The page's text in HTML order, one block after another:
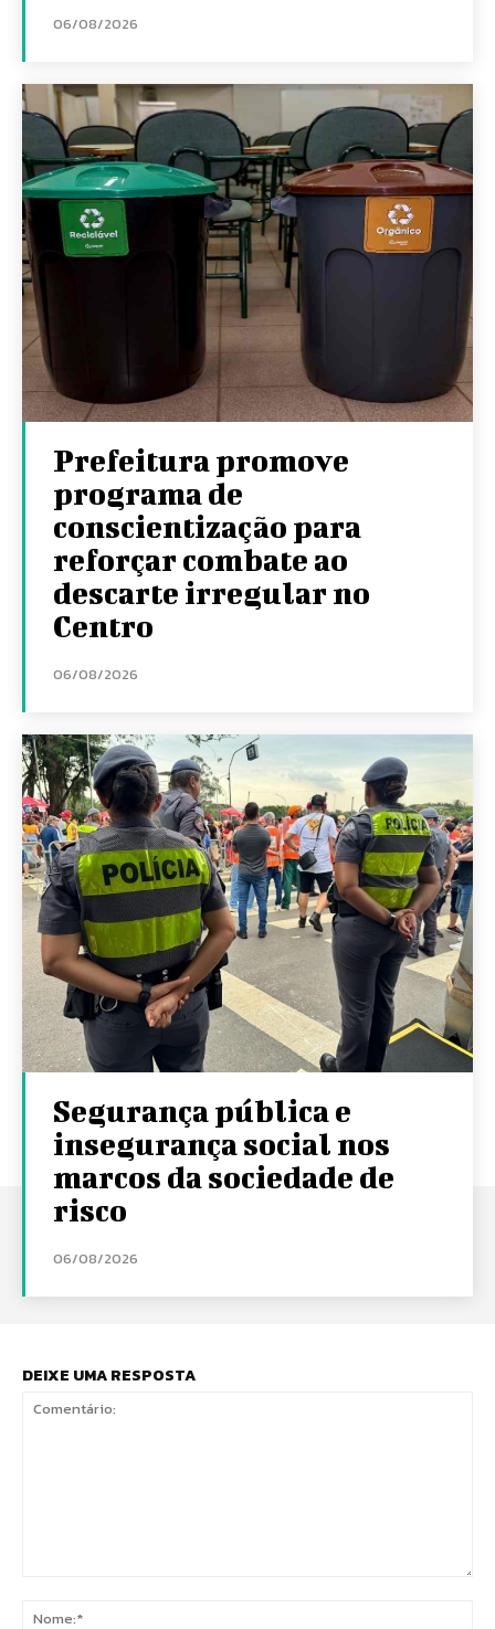
06/08/2026
Prefeitura promove
programa de
conscientização para
reforçar combate ao
descarte irregular no
Centro
06/08/2026
Segurança pública e
insegurança social nos
marcos da sociedade de
risco
06/08/2026
DEIXE UMA RESPOSTA